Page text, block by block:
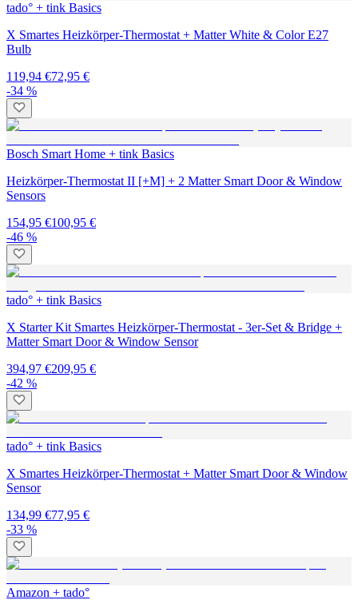
tado° + tink Basics
X Smartes Heizkörper-Thermostat + Matter White & Color E27
Bulb
119,94 €72,95 €
-34 %
Bosch Smart Home + tink Basics
Heizkörper-Thermostat II [+M] + 2 Matter Smart Door & Window
Sensors
154,95 €100,95 €
-46 %
tado° + tink Basics
X Starter Kit Smartes Heizkörper-Thermostat - 3er-Set & Bridge +
Matter Smart Door & Window Sensor
394,97 €209,95 €
-42 %
tado° + tink Basics
X Smartes Heizkörper-Thermostat + Matter Smart Door & Window
Sensor
134,99 €77,95 €
-33 %
Amazon + tado°